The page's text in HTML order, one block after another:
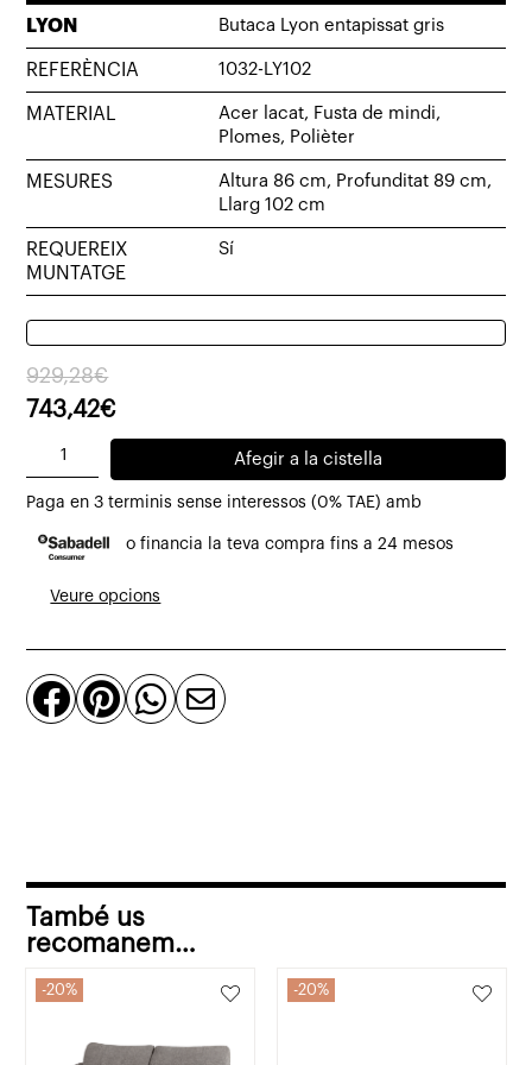
LYON Butaca Lyon entapissat gris
REFERÈNCIA 1032-LY102
MATERIAL
Acer lacat, Fusta de mindi,
Plomes, Polièter
MESURES
Altura 86 cm, Profunditat 89 cm,
Llarg 102 cm
REQUEREIX
MUNTATGE
Sí
929,28€
El
preu
original
era:
929,28€.
743,42€
El
preu
743,42€.
quantitat
Butaca
Lyon
Afegir a la cistella
Paga en 3 terminis sense interessos (0% TAE) amb
o financia la teva compra fins a 24 mesos
Veure opcions
   
També us
recomanem…
20% 20%